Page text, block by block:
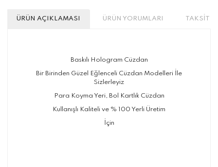
ÜRÜN AÇIKLAMASI ÜRÜN YORUMLARI TAKSİT
Baskılı Hologram Cüzdan
Bir Birinden Güzel Eğlenceli Cüzdan Modelleri İle
Sizlerleyiz
Para Koyma Yeri, Bol Kartlık Cüzdan
Kullanışlı Kaliteli ve % 100 Yerli Üretim
İçin